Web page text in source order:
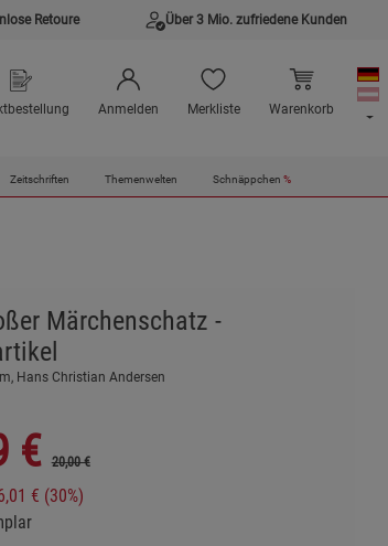
Retoure Über 3 Mio. zufriedene Kunden
Anmelden Merkliste Warenkorb
Zeitschriften Themenwelten Schnäppchen %
Märchenschatz -
Hans Christian Andersen
€ 20,00 €
€ (30%)